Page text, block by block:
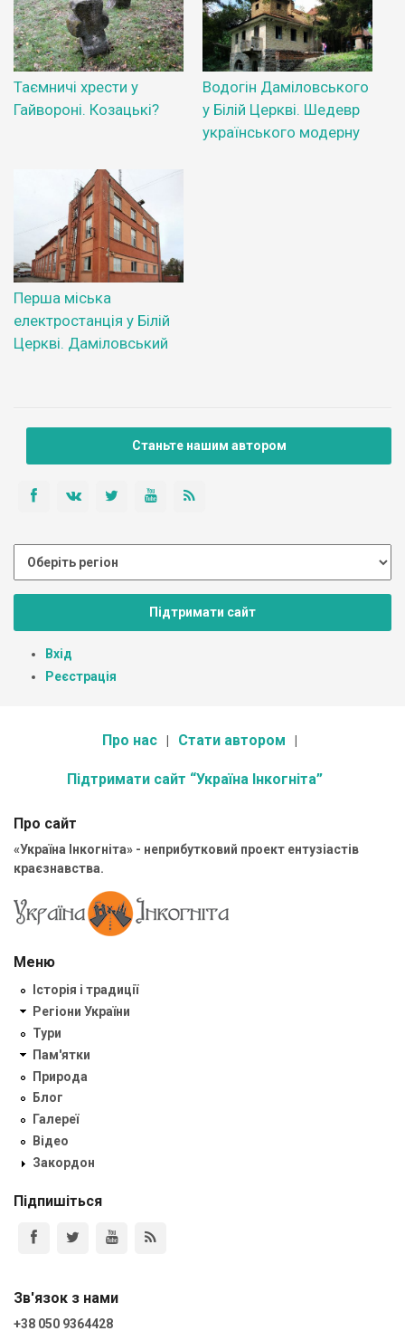
Таємничі хрести у
Гайвороні. Козацькі?
Водогін Даміловського
у Білій Церкві. Шедевр
українського модерну
Перша міська
електростанція у Білій
Церкві. Даміловський
Станьте нашим автором
Підтримати сайт
Вхід
Реєстрація
Про нас Стати автором
Підтримати сайт “Україна Інкогніта”
Про сайт
«Україна Інкогніта» - неприбутковий проект ентузіастів
краєзнавства.
Меню
Історія і традиції
Регіони України
Тури
Пам'ятки
Природа
Блог
Галереї
Відео
Закордон
Підпишіться
Зв'язок з нами
+38 050 9364428